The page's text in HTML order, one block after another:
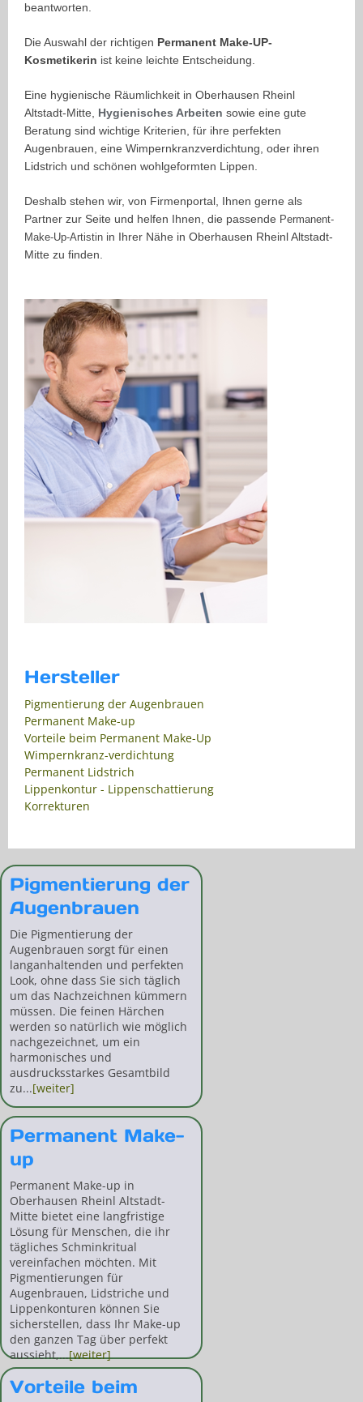
beantworten.
Die Auswahl der richtigen Permanent Make-UP-
Kosmetikerin ist keine leichte Entscheidung.
Eine hygienische Räumlichkeit in Oberhausen Rheinl
Altstadt-Mitte, Hygienisches Arbeiten sowie eine gute
Beratung sind wichtige Kriterien, für ihre perfekten
Augenbrauen, eine Wimpernkranzverdichtung, oder ihren
Lidstrich und schönen wohlgeformten Lippen.
Deshalb stehen wir, von Firmenportal, Ihnen gerne als
Partner zur Seite und helfen Ihnen, die passende Permanent-
Make-Up-Artistin in Ihrer Nähe in Oberhausen Rheinl Altstadt-
Mitte zu finden.
Hersteller
Pigmentierung der Augenbrauen
Permanent Make-up
Vorteile beim Permanent Make-Up
Wimpernkranz-verdichtung
Permanent Lidstrich
Lippenkontur - Lippenschattierung
Korrekturen
Pigmentierung der
Augenbrauen
Die Pigmentierung der
Augenbrauen sorgt für einen
langanhaltenden und perfekten
Look, ohne dass Sie sich täglich
um das Nachzeichnen kümmern
müssen. Die feinen Härchen
werden so natürlich wie möglich
nachgezeichnet, um ein
harmonisches und
ausdrucksstarkes Gesamtbild
zu...[weiter]
Permanent Make-
up
Permanent Make-up in
Oberhausen Rheinl Altstadt-
Mitte bietet eine langfristige
Lösung für Menschen, die ihr
tägliches Schminkritual
vereinfachen möchten. Mit
Pigmentierungen für
Augenbrauen, Lidstriche und
Lippenkonturen können Sie
sicherstellen, dass Ihr Make-up
den ganzen Tag über perfekt
aussieht,...[weiter]
Vorteile beim